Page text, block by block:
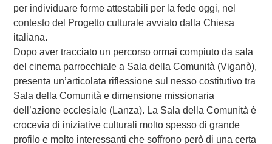
per individuare forme attestabili per la fede oggi, nel
contesto del Progetto culturale avviato dalla Chiesa
italiana.
Dopo aver tracciato un percorso ormai compiuto da sala
del cinema parrocchiale a Sala della Comunità (Viganò),
presenta un’articolata riflessione sul nesso costitutivo tra
Sala della Comunità e dimensione missionaria
dell’azione ecclesiale (Lanza). La Sala della Comunità è
crocevia di iniziative culturali molto spesso di grande
profilo e molto interessanti che soffrono però di una certa